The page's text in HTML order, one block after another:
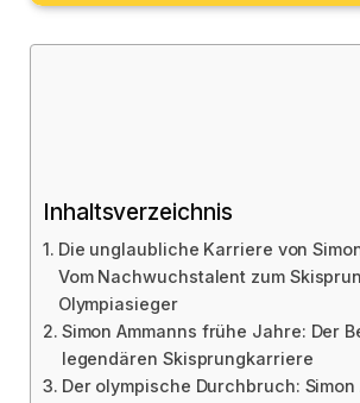
Inhaltsverzeichnis
Die unglaubliche Karriere von
Vom Nachwuchstalent zum
Olympiasieger
Simon Ammanns frühe Jahre: Der
legendären Skisprungkarriere
Der olympische Durchbruch: Simon